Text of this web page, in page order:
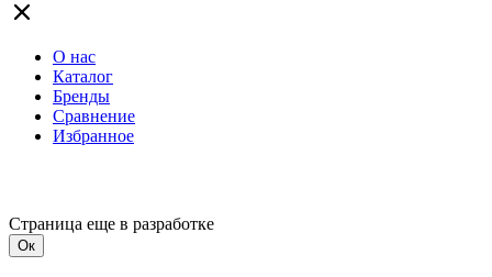
О нас
Каталог
Бренды
Сравнение
Избранное
Страница еще в разработке
Ок